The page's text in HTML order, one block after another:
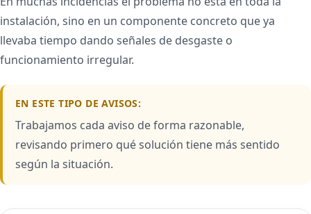
instalación, sino en un componente concreto que ya
llevaba tiempo dando señales de desgaste o
funcionamiento irregular.
EN ESTE TIPO DE AVISOS:
Trabajamos cada aviso de forma razonable,
revisando primero qué solución tiene más sentido
según la situación.